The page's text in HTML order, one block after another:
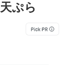
ぷら